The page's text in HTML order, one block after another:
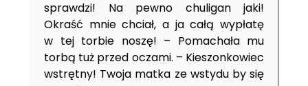
sprawdzi! Na pewno chuligan jaki!
Okraść mnie chciał, a ja całą wypłatę
w tej torbie noszę! – Pomachała mu
torbą tuż przed oczami. – Kieszonkowiec
wstrętny! Twoja matka ze wstydu by się